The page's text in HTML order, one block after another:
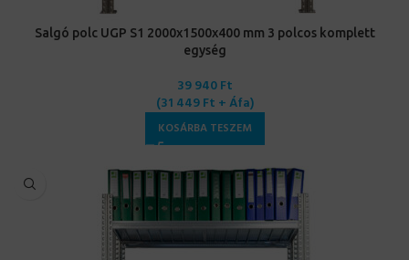
Salgó polc UGP S1 2000x1500x400 mm 3 polcos komplett
egység
39 940Ft
(31 449Ft + Áfa)
KOSÁRBA TESZEM